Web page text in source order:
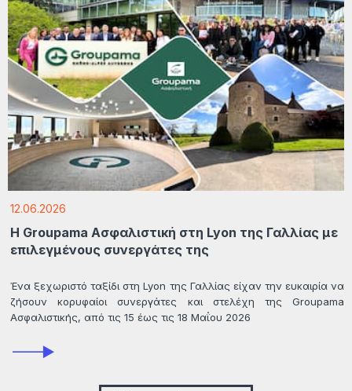
12.06.2026
Η Groupama Ασφαλιστική στη Lyon της Γαλλίας με
επιλεγμένους συνεργάτες της
Ένα ξεχωριστό ταξίδι στη Lyon της Γαλλίας είχαν την ευκαιρία να
ζήσουν κορυφαίοι συνεργάτες και στελέχη της Groupama
Ασφαλιστικής, από τις 15 έως τις 18 Μαΐου 2026